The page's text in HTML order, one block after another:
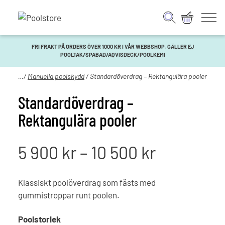
FRI FRAKT PÅ ORDERS ÖVER 1000 KR I VÅR WEBBSHOP. GÄLLER EJ
POOLTAK/SPABAD/AQVISDECK/POOLKEMI
/Manuella poolskydd/ Standardöverdrag – Rektangulära pooler
Standardöverdrag –
Rektangulära pooler
5 900 kr– 10 500 kr
Klassiskt poolöverdrag som fästs med
gummistroppar runt poolen.
Poolstorlek